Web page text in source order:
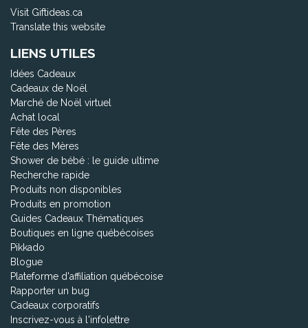
Visit Giftideas.ca
Translate this website
LIENS UTILES
Idées Cadeaux
Cadeaux de Noël
Marché de Noël virtuel
Achat local
Fête des Pères
Fête des Mères
Shower de bébé : le guide ultime
Recherche rapide
Produits non disponibles
Produits en promotion
Guides Cadeaux Thématiques
Boutiques en ligne québécoises
Pikkado
Blogue
Plateforme d'affiliation québécoise
Rapporter un bug
Cadeaux corporatifs
Inscrivez-vous à l'infolettre